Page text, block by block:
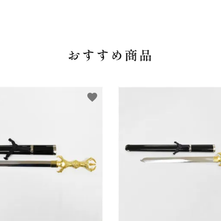
おすすめ商品
favorite